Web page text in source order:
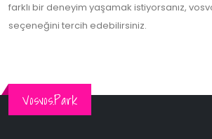
farklı bir deneyim yaşamak istiyorsanız,
seçeneğini tercih edebilirsiniz.
Vosvos.Park